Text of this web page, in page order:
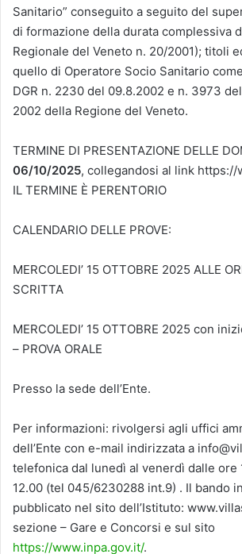
Sanitario” conseguito a seguito del
di formazione della durata complessiva
Regionale del Veneto n. 20/2001); titoli
quello di Operatore Socio Sanitario
DGR n. 2230 del 09.8.2002 e n. 3973
2002 della Regione del Veneto.
TERMINE DI PRESENTAZIONE DELLE
06/10/2025, collegandosi al link https://
IL TERMINE È PERENTORIO
CALENDARIO DELLE PROVE:
MERCOLEDI’ 15 OTTOBRE 2025 ALLE
SCRITTA
MERCOLEDI’ 15 OTTOBRE 2025 con
– PROVA ORALE
Presso la sede dell’Ente.
Per informazioni: rivolgersi agli uffici
dell’Ente con e-mail indirizzata a
telefonica dal lunedì al venerdì dalle ore
12.00 (tel 045/6230288 int.9) . Il bando
pubblicato nel sito dell’Istituto:
sezione – Gare e Concorsi e sul sito
https://www.inpa.gov.it/.